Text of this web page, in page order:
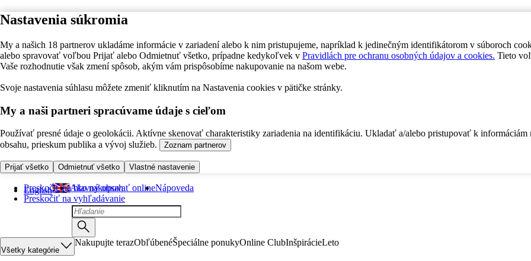
Nastavenia súkromia
My a našich 18 partnerov ukladáme informácie v zariadení alebo k nim pristupujeme, napríklad k jedinečným identifikátorom v súboroch
alebo spravovať voľbou Prijať alebo Odmietnuť všetko, prípadne kedykoľvek v Pravidlách pre ochranu osobných údajov a cookies. Tieto
Vaše rozhodnutie však zmení spôsob, akým vám prispôsobíme nakupovanie na našom webe.
Svoje nastavenia súhlasu môžete zmeniť kliknutím na Nastavenia cookies v pätičke stránky.
My a naši partneri spracúvame údaje s cieľom
Používať presné údaje o geolokácii. Aktívne skenovať charakteristiky zariadenia na identifikáciu. Ukladať a/alebo pristupovať k informáciám
obsahu, prieskum publika a vývoj služieb.
Zoznam partnerov
Prijať všetko Odmietnuť všetko Vlastné nastavenie
Preskočiť na hlavný obsah
Preskočiť na vyhľadávanie
English Ako nakupovať onlineNápoveda
Všetky kategórie
Nakupujte terazObľúbenéŠpeciálne ponukyOnline ClubInšpirácieLeto